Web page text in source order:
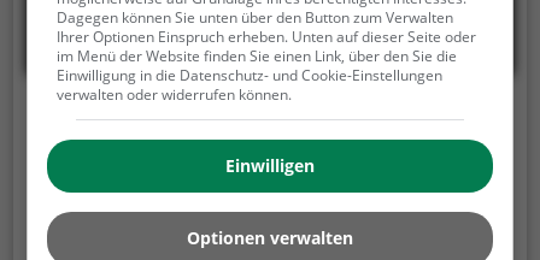
Brückenwirt
Göttinger Straße 1, 83052 Bruckmühl
Im idyllischen Bruckmühl befindet sich der
Brückenwirt, ein echtes Juwel für Liebhaber von
Dagegen können Sie unten über den Button zum Verwalten
Ihrer Optionen Einspruch erheben. Unten auf dieser Seite oder
im Menü der Website finden Sie einen Link, über den Sie die
Einwilligung in die Datenschutz- und Cookie-Einstellungen
verwalten oder widerrufen können.
Einwilligen
Optionen verwalten